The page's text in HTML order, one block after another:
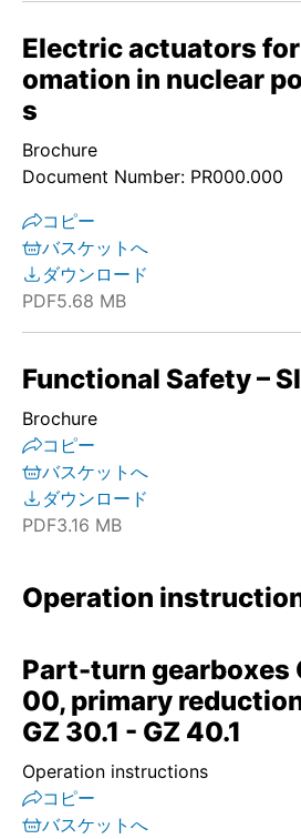
Electric actuators
omation in nuclear
s
Brochure
Document Number: PR000.000
コピー
バスケットへ
ダウンロード
PDF5.68 MB
Functional Safety –
Brochure
コピー
バスケットへ
ダウンロード
PDF3.16 MB
Operation
Part-turn gearboxes
00, primary
GZ 30.1 - GZ 40.1
Operation instructions
コピー
バスケットへ